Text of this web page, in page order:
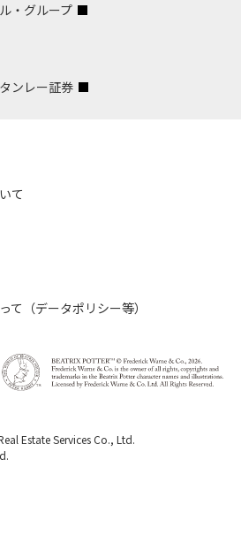
・グループ
ンレー証券
て
て（データポリシー等）
Estate Services Co., Ltd.